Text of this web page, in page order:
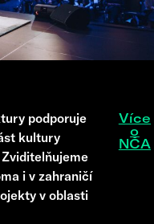
podporuje
kultury
i v zahraničí
v oblasti
Více
o
NČA